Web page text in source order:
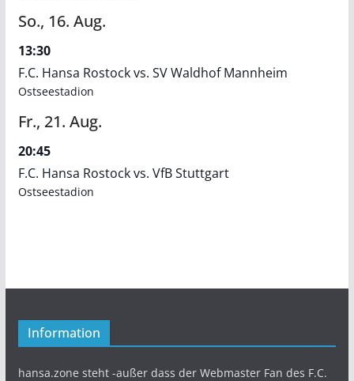
So., 16. Aug.
13:30
F.C. Hansa Rostock vs. SV Waldhof Mannheim
Ostseestadion
Fr., 21. Aug.
20:45
F.C. Hansa Rostock vs. VfB Stuttgart
Ostseestadion
Information
hansa.zone steht -außer dass der Webmaster Fan des F.C.